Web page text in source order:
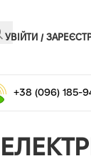
УВІЙТИ /
+38 (096) 185-